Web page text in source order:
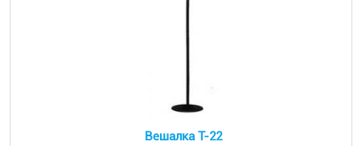
Вешалка Т-22